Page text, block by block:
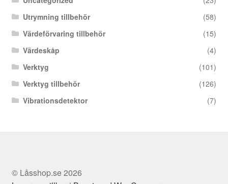
Utrymning tillbehör
(58)
Värdeförvaring tillbehör
(15)
Värdeskåp
(4)
Verktyg
(101)
Verktyg tillbehör
(126)
Vibrationsdetektor
(7)
© Låsshop.se 2026